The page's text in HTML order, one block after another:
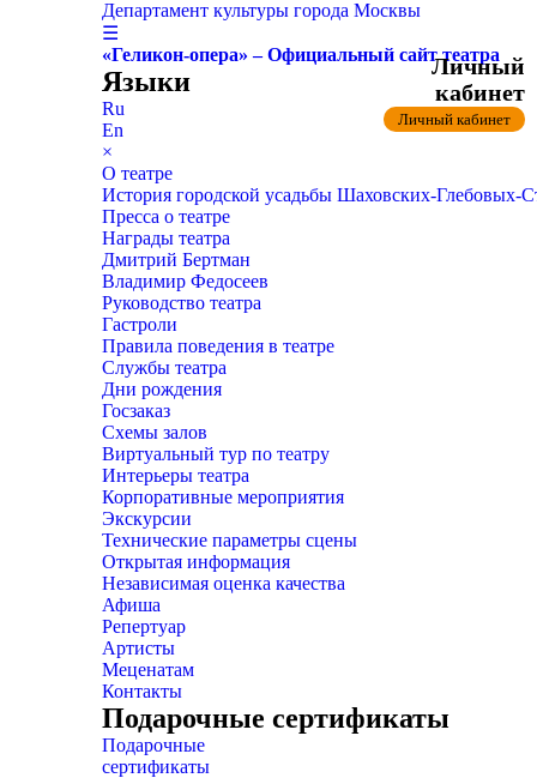
Департамент культуры города Москвы
☰
«Геликон-опера» – Официальный сайт театра
Языки
Ru
En
×
О театре
История городской усадьбы Шаховских-
Пресса о театре
Награды театра
Дмитрий Бертман
Владимир Федосеев
Руководство театра
Гастроли
Правила поведения в театре
Службы театра
Дни рождения
Госзаказ
Схемы залов
Виртуальный тур по театру
Интерьеры театра
Корпоративные мероприятия
Экскурсии
Технические параметры сцены
Открытая информация
Независимая оценка качества
Афиша
Репертуар
Артисты
Меценатам
Контакты
Подарочные сертификаты
Подарочные
сертификаты
Личный
кабинет
Личный кабинет